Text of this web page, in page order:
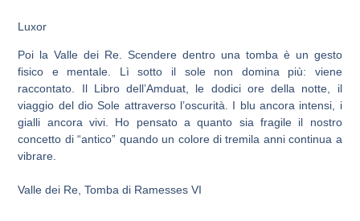
Luxor
Poi la Valle dei Re. Scendere dentro una tomba è un gesto
fisico e mentale. Lì sotto il sole non domina più: viene
raccontato. Il Libro dell’Amduat, le dodici ore della notte, il
viaggio del dio Sole attraverso l’oscurità. I blu ancora intensi, i
gialli ancora vivi. Ho pensato a quanto sia fragile il nostro
concetto di “antico” quando un colore di tremila anni continua a
vibrare.
Valle dei Re, Tomba di Ramesses VI